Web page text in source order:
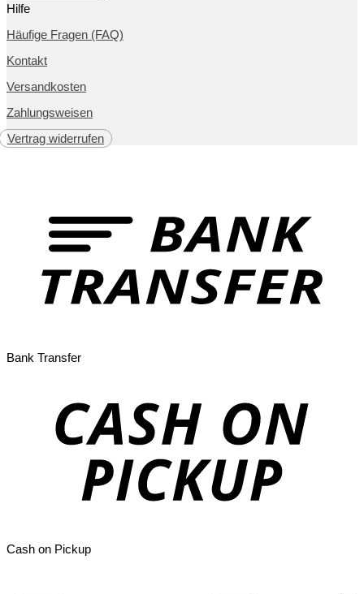
Hilfe
Häufige Fragen (FAQ)
Kontakt
Versandkosten
Zahlungsweisen
Vertrag widerrufen
Bank Transfer
Cash on Pickup